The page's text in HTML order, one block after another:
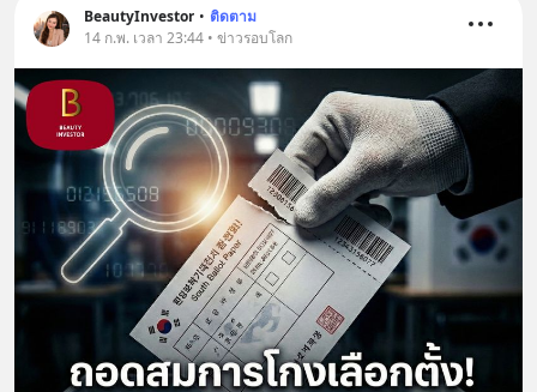
x-ด-ดล-blog-mrtharadhol-แคมเปญ
พิเศษ/ ติดต่อสอบถามคอร์สเรียนเพิ่ม
เติม Line : https://lin.ee/uaQvU5C
#เรียนรู้ผ่านการใช้จริง #มากกว่าการ
เรียนภาษา #InspireEnglish
BeautyInvestor • ติดตาม
14 ก.พ. เวลา 23:44 • ข่าวรอบโลก